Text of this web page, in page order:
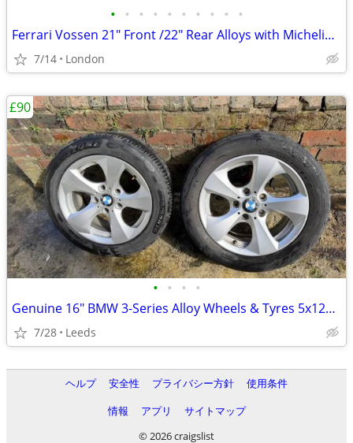
• • • • • • • • • •
Ferrari Vossen 21" Front /22" Rear Alloys with Michelin Pilot Sport 4
7/14 London
• • • •
Genuine 16" BMW 3-Series Alloy Wheels & Tyres 5x120 205/55R16
7/28 Leeds
£90
ヘルプ 安全性 プライバシー方針
使用条件
情報
アプリ
サイトマップ
© 2026 craigslist